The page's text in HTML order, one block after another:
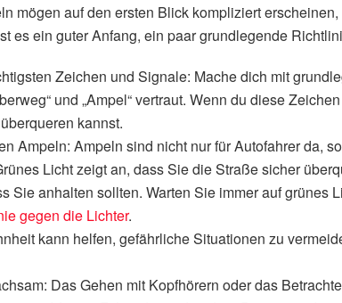
mögen auf den ersten Blick kompliziert
es ein guter Anfang, ein paar grundlegende
Zeichen und Signale: Mache dich mit
und „Ampel“ vertraut. Wenn du diese
kannst.
Ampeln: Ampeln sind nicht nur für Autofahrer da,
Licht zeigt an, dass Sie die Straße sicher
Sie anhalten sollten. Warten Sie immer auf grünes
gegen die Lichter.
kann helfen, gefährliche Situationen zu
Das Gehen mit Kopfhörern oder das